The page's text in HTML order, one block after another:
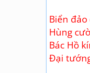
Biển
Hùng
Bác Hồ
Đại